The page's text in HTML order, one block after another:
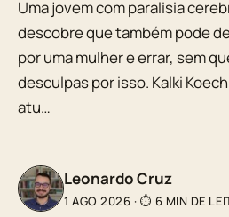
Uma jovem com paralisia
descobre que também pode
por uma mulher e errar, sem
desculpas por isso. Kalki
atu…
Leonardo Cruz
1 AGO 2026 · ⏱ 6 MIN DE